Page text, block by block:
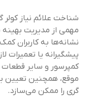
شناخت علائم نیاز
مهمی از مدیریت
نشانه‌ها به کاربران
پیشگیرانه یا تعمیرات
کمپرسور و سایر
موقع، همچنین تعیین
گری را ممکن می‌سازد.